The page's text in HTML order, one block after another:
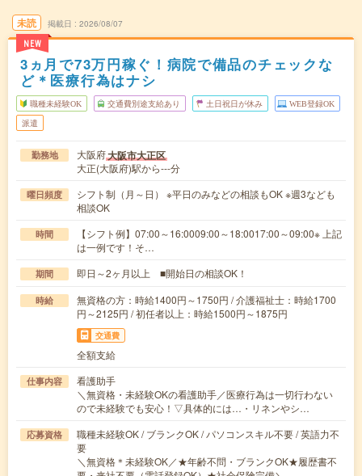
未読
NEW
掲載日 2026/08/07
3ヵ月で73万円稼ぐ！病院で備品のチェックな
ど＊医療行為はナシ
職種未経験OK 交通費別途支給あり 土日祝日が休み WEB登録OK
派遣
勤務地 大阪府大阪市大正区
大正(大阪府)駅から---分
曜日頻度
シフト制（月～日） ※平日のみなどの相談もOK ※週3なども
相談OK
時間
【シフト例】07:00～16:0009:00～18:0017:00～09:00※ 上記
は一例です！そ…
期間 即日～2ヶ月以上 ■開始日の相談OK！
時給
無資格の方：時給1400円～1750円 / 介護福祉士：時給1700
円～2125円 / 初任者以上：時給1500円～1875円
交通費
全額支給
仕事内容
看護助手
＼無資格・未経験OKの看護助手／医療行為は一切行わない
ので未経験でも安心！▽具体的には…・リネンやシ…
応募資格
職種未経験OK / ブランクOK / パソコンスキル不要 / 英語力不
要
＼無資格＊未経験OK／★年齢不問・ブランクOK★履歴書不